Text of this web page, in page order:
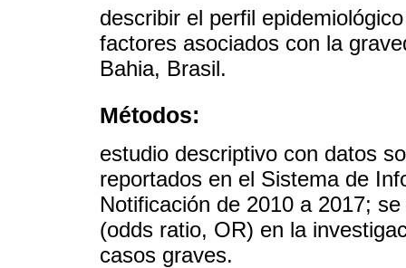
describir el perfil
factores asociados con la
Bahia, Brasil.
Métodos:
estudio descriptivo con datos
reportados en el Sistema de
Notificación de 2010 a 2017;
(odds ratio, OR) en la
casos graves.